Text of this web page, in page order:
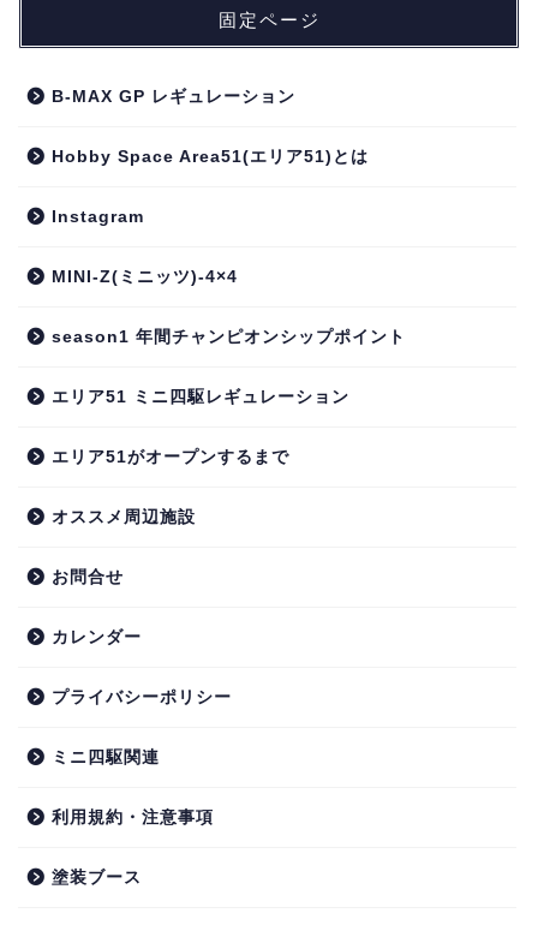
固定ページ
B-MAX GP レギュレーション
Hobby Space Area51(エリア51)とは
Instagram
MINI-Z(ミニッツ)-4×4
season1 年間チャンピオンシップポイント
エリア51 ミニ四駆レギュレーション
エリア51がオープンするまで
オススメ周辺施設
お問合せ
カレンダー
プライバシーポリシー
ミニ四駆関連
利用規約・注意事項
塗装ブース